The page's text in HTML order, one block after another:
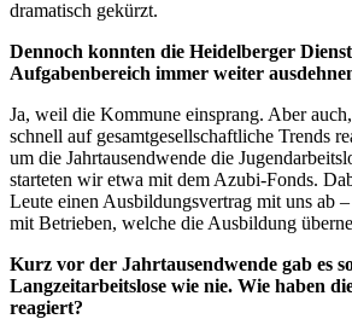
dramatisch gekürzt.
Dennoch konnten die Heidelberger
Aufgabenbereich immer weiter
Ja, weil die Kommune einsprang. Aber
schnell auf gesamtgesellschaftliche Trends
um die Jahrtausendwende die
starteten wir etwa mit dem Azubi-Fonds.
Leute einen Ausbildungsvertrag mit uns ab
mit Betrieben, welche die Ausbildung
Kurz vor der Jahrtausendwende gab es
Langzeitarbeitslose wie nie. Wie haben
reagiert?